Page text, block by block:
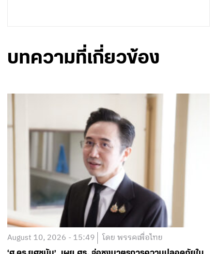
บทความที่เกี่ยวข้อง
August 10, 2026 - 15:49 โดย พรรคเพื่อไทย